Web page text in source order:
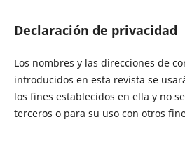
Declaración de privacidad
Los nombres y las direcciones de
introducidos en esta revista se
los fines establecidos en ella y no
terceros o para su uso con otros